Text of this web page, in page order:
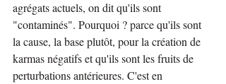
agrégats actuels, on dit qu'ils sont
"contaminés". Pourquoi ? parce qu'ils sont
la cause, la base plutôt, pour la création de
karmas négatifs et qu'ils sont les fruits de
perturbations antérieures. C'est en